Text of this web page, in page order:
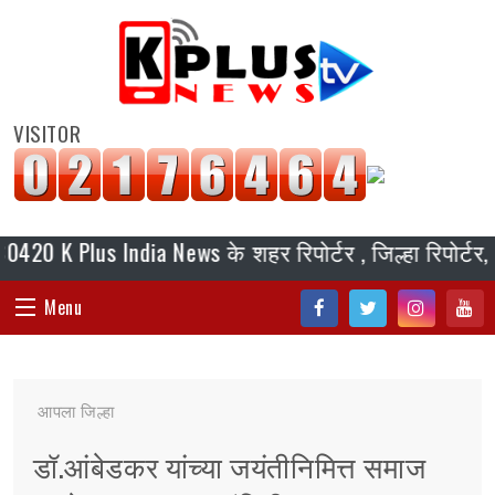
VISITOR
Plus India News के शहर रिपोर्टर , जिल्हा रिपोर्टर,
Menu
संपादकीय
जॉब/ नोकरी
आपला जिल्हा
डॉ.आंबेडकर यांच्या जयंतीनिमित्त समाज